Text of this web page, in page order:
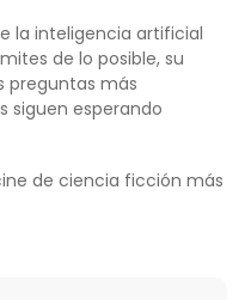
la inteligencia artificial
de lo posible, su
preguntas más
siguen esperando
de ciencia ficción más